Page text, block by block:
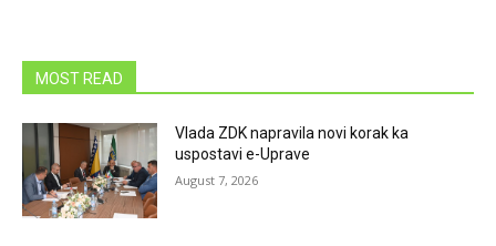
MOST READ
Vlada ZDK napravila novi korak ka
uspostavi e-Uprave
August 7, 2026